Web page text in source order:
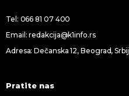
Tel: 066 81 07 400
Email:redakcija@k1info.rs
Adresa: Dečanska 12, Beograd,
Pratite nas